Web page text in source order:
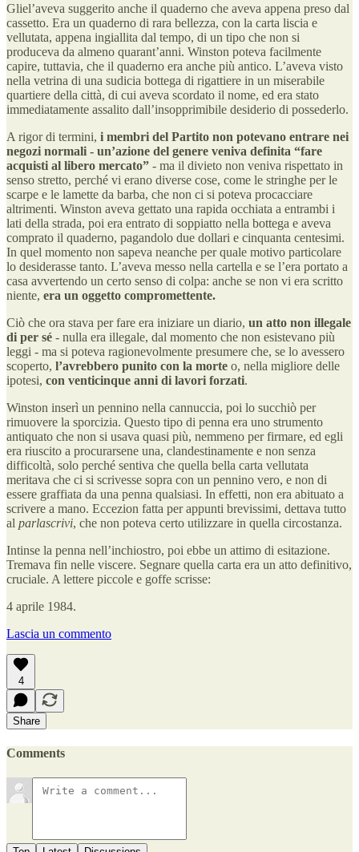
Gliel’aveva suggerito anche il quaderno che aveva appena preso dal
cassetto. Era un quaderno di rara bellezza, con la carta liscia e
vellutata, appena ingiallita dal tempo, di un tipo che non si
produceva da almeno quarant’anni. Winston poteva facilmente
capire, tuttavia, che il quaderno era anche più antico. L’aveva visto
nella vetrina di una sudicia bottega di rigattiere in un miserabile
quartiere della città, di cui aveva scordato il nome, ed era stato
immediatamente assalito dall’insopprimibile desiderio di possederlo.
A rigor di termini, i membri del Partito non potevano entrare nei
negozi normali - un’azione del genere veniva definita “fare
acquisti al libero mercato” - ma il divieto non veniva rispettato in
senso stretto, perché vi erano diverse cose, come le stringhe per le
scarpe e le lamette da barba, che non ci si poteva procacciare
altrimenti. Winston aveva gettato una rapida occhiata a entrambi i
lati della strada, poi era entrato di soppiatto nella bottega e aveva
comprato il quaderno, pagandolo due dollari e cinquanta centesimi.
In quel momento non sapeva neanche per quale motivo particolare
lo desiderasse tanto. L’aveva messo nella cartella e se l’era portato a
casa avvertendo un certo senso di colpa: anche se non vi era scritto
niente, era un oggetto compromettente.
Ciò che ora stava per fare era iniziare un diario, un atto non illegale
di per sé - nulla era illegale, dal momento che non esistevano più
leggi - ma si poteva ragionevolmente presumere che, se lo avessero
scoperto, l’avrebbero punito con la morte o, nella migliore delle
ipotesi, con venticinque anni di lavori forzati.
Winston inserì un pennino nella cannuccia, poi lo succhiò per
rimuovere la sporcizia. Questo tipo di penna era uno strumento
antiquato che non si usava quasi più, nemmeno per firmare, ed egli
era riuscito a procurarsene una, clandestinamente e non senza
difficoltà, solo perché sentiva che quella bella carta vellutata
meritava che ci si scrivesse sopra con un pennino vero, e non di
essere graffiata da una penna qualsiasi. In effetti, non era abituato a
scrivere a mano. Eccezion fatta per appunti brevissimi, dettava tutto
al parlascrivi, che non poteva certo utilizzare in quella circostanza.
Intinse la penna nell’inchiostro, poi ebbe un attimo di esitazione.
Tremava fin nelle viscere. Segnare quella carta era un atto definitivo,
cruciale. A lettere piccole e goffe scrisse:
4 aprile 1984.
Lascia un commento
4
Share
Comments